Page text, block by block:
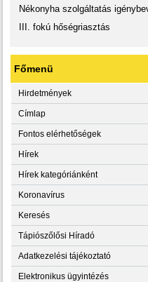
Nékonyha szolgáltatás
III. fokú hőségriasztás
Főmenü
Hirdetmények
Címlap
Fontos elérhetőségek
Hírek
Hírek kategóriánként
Koronavírus
Keresés
Tápiószőlősi Híradó
Adatkezelési tájékoztató
Elektronikus ügyintézés